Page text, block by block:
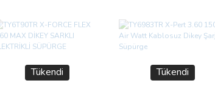
Tükendi Tükendi